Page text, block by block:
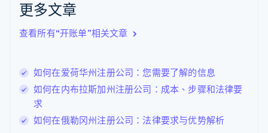
更多文章
查看所有“开账单”相关文章
如何在爱荷华州注册公司：您需要了解的信息
如何在内布拉斯加州注册公司：成本、步骤和法律要
求
如何在俄勒冈州注册公司：法律要求与优势解析
拉脱维亚
立陶宛
DeutschEnglish
卢森堡
Français DeutschEnglish
罗马尼亚
English